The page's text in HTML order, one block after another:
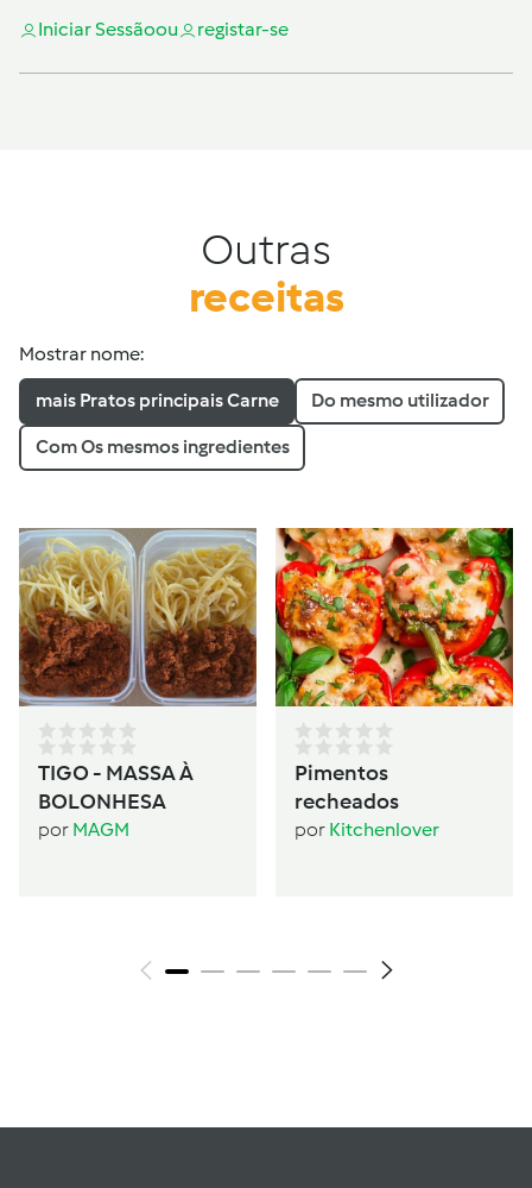
Iniciar Sessãoou registar-se
Outras
receitas
Mostrar nome:
mais Pratos principais Carne Do mesmo utilizador
Com Os mesmos ingredientes
TIGO - MASSA À
BOLONHESA
por MAGM
Pimentos
recheados
por Kitchenlover